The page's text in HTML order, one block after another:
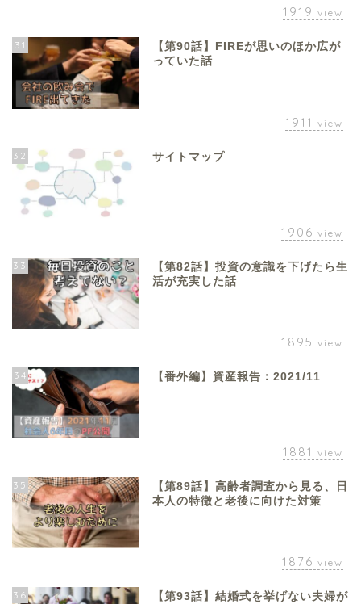
1919 view
31
【第90話】FIREが思いのほか広が
っていた話
1911 view
32 サイトマップ
1906 view
33
【第82話】投資の意識を下げたら生
活が充実した話
1895 view
34 【番外編】資産報告：2021/11
1881 view
35
【第89話】高齢者調査から見る、日
本人の特徴と老後に向けた対策
1876 view
36
【第93話】結婚式を挙げない夫婦が